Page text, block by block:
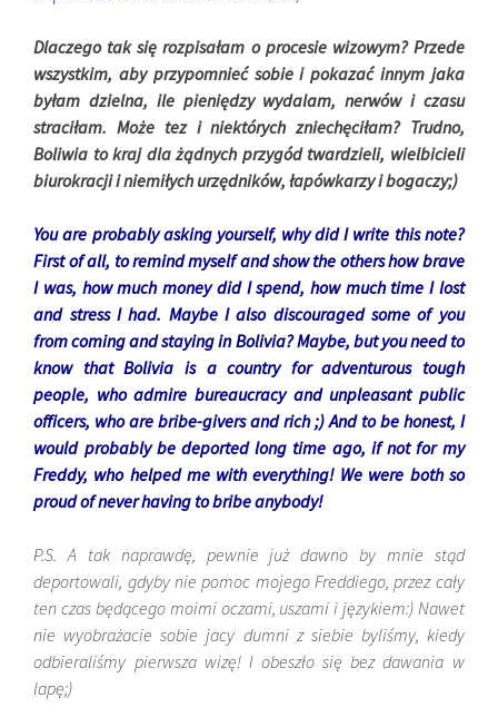
Dlaczego tak się rozpisałam o procesie wizowym? Przede
wszystkim, aby przypomnieć sobie i pokazać innym jaka
byłam dzielna, ile pieniędzy wydalam, nerwów i czasu
straciłam. Może tez i niektórych zniechęciłam? Trudno,
Boliwia to kraj dla żądnych przygód twardzieli, wielbicieli
biurokracji i niemiłych urzędników, łapówkarzy i bogaczy;)
You are probably asking yourself, why did I write this note?
First of all, to remind myself and show the others how brave
I was, how much money did I spend, how much time I lost
and stress I had. Maybe I also discouraged some of you
from coming and staying in Bolivia? Maybe, but you need to
know that Bolivia is a country for adventurous tough
people, who admire bureaucracy and unpleasant public
officers, who are bribe-givers and rich ;) And to be honest, I
would probably be deported long time ago, if not for my
Freddy, who helped me with everything! We were both so
proud of never having to bribe anybody!
P.S. A tak naprawdę, pewnie już dawno by mnie stąd
deportowali, gdyby nie pomoc mojego Freddiego, przez cały
ten czas będącego moimi oczami, uszami i językiem:) Nawet
nie wyobrażacie sobie jacy dumni z siebie byliśmy, kiedy
odbieraliśmy pierwsza wizę! I obeszło się bez dawania w
lapę;)